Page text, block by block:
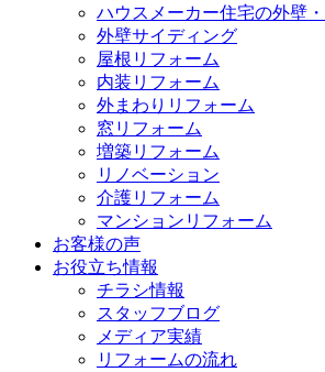
ハウスメーカー住宅の外壁
外壁サイディング
屋根リフォーム
内装リフォーム
外まわりリフォーム
窓リフォーム
増築リフォーム
リノベーション
介護リフォーム
マンションリフォーム
お客様の声
お役立ち情報
チラシ情報
スタッフブログ
メディア実績
リフォームの流れ